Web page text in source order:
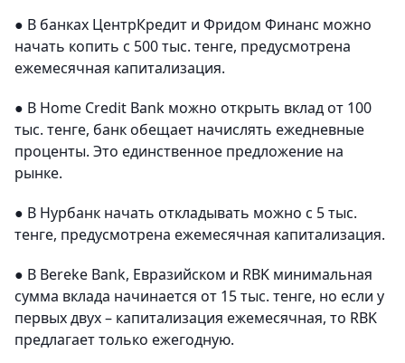
● В банках ЦентрКредит и Фридом Финанс можно
начать копить с 500 тыс. тенге, предусмотрена
ежемесячная капитализация.
● В Home Credit Bank можно открыть вклад от 100
тыс. тенге, банк обещает начислять ежедневные
проценты. Это единственное предложение на
рынке.
● В Нурбанк начать откладывать можно с 5 тыс.
тенге, предусмотрена ежемесячная капитализация.
● В Bereke Bank, Евразийском и RBK минимальная
сумма вклада начинается от 15 тыс. тенге, но если у
первых двух – капитализация ежемесячная, то RBK
предлагает только ежегодную.